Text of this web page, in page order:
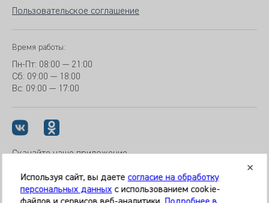
Пользовательское соглашение
Время работы:
Пн-Пт: 08:00 — 21:00
Сб: 09:00 — 18:00
Вс: 09:00 — 17:00
Скачайте наше приложение
Используя сайт, вы даете согласие на обработку
персональных данныхс использованием cookie-